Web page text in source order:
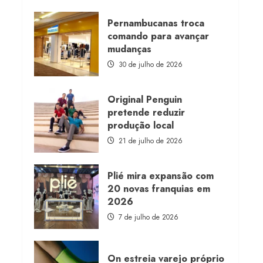
Morena
Rosa
lança
franquia
com
estoque
consignado
Pernambucanas troca
comando para avançar
mudanças
30 de julho de 2026
Original Penguin
pretende reduzir
produção local
21 de julho de 2026
Plié mira expansão com
20 novas franquias em
2026
7 de julho de 2026
On estreia varejo próprio